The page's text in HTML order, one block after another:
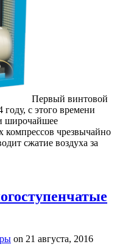
Первый винтовой
году, с этого времени
широчайшее
чрезвычайно
сжатие воздуха за
on 21 августа, 2016